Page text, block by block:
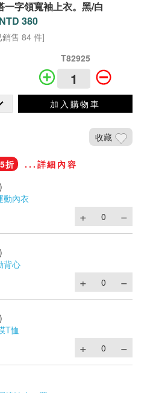
一字領寬袖上衣。黑/白
NTD 380
銷售 84 件]
T82925
加入購物車
收藏
折
...詳細內容
動內衣
背心
T恤